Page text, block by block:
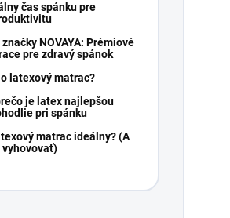
čas spánku pre
NOVAYA: Prémiové
pre zdravý spánok
latexový matrac?
je latex najlepšou
pri spánku
matrac ideálny? (A
vyhovovať)